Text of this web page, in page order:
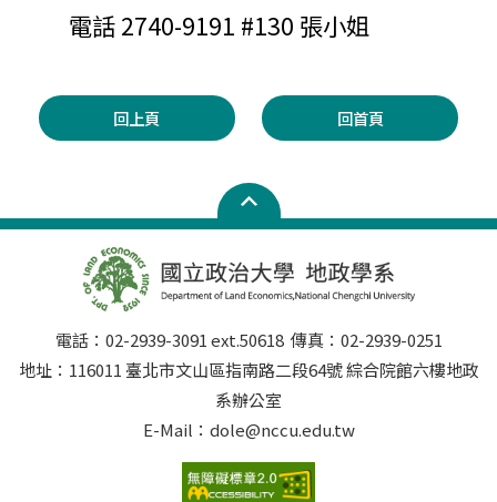
電話2740-9191 #130 張小姐
回上頁 回首頁
電話：02-2939-3091 ext.50618 傳真：02-2939-0251
地址：116011 臺北市文山區指南路二段64號 綜合院館六樓地政
系辦公室
E-Mail：dole@nccu.edu.tw